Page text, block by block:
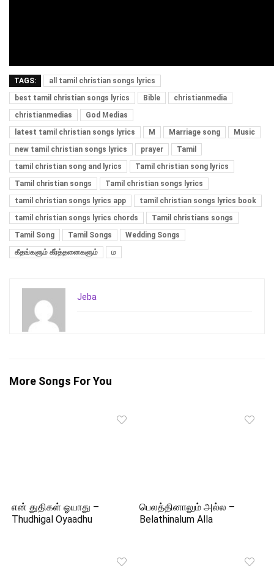
TAGS:
all tamil christian songs lyrics
best tamil christian songs lyrics
Bible
christianmedia
christianmedias
God Medias
latest tamil christian songs lyrics
M Marriage song
Music
new tamil christian songs lyrics
prayer
Tamil
tamil christian song and lyrics
Tamil christian song lyrics
Tamil christian songs
Tamil christian songs lyrics
tamil christian songs lyrics app
tamil christian songs lyrics book
tamil christian songs lyrics chords
Tamil christians songs
Tamil Song
Tamil Songs
Wedding Songs
கீதங்களும் கீர்த்தனைகளும்
ம
Jeba
More Songs For You
என் துதிகள் ஓயாது –
Thudhigal Oyaadhu
பெலத்தினாலும் அல்ல –
Belathinalum Alla